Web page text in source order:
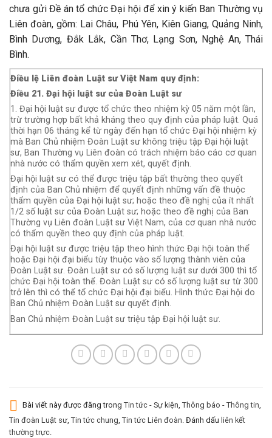
chưa gửi Đề án tổ chức Đại hội để xin ý kiến Ban Thường vụ
Liên đoàn, gồm: Lai Châu, Phú Yên, Kiên Giang, Quảng Ninh,
Bình Dương, Đắk Lắk, Cần Thơ, Lạng Sơn, Nghệ An, Thái
Bình.
Điều lệ Liên đoàn Luật sư Việt Nam quy định:
Điều 21. Đại hội luật sư của Đoàn Luật sư
1. Đại hội luật sư được tổ chức theo nhiệm kỳ 05 năm một lần,
trừ trường hợp bất khả kháng theo quy định của pháp luật. Quá
thời hạn 06 tháng kể từ ngày đến hạn tổ chức Đại hội nhiệm kỳ
mà Ban Chủ nhiệm Đoàn Luật sư không triệu tập Đại hội luật
sư, Ban Thường vụ Liên đoàn có trách nhiệm báo cáo cơ quan
nhà nước có thẩm quyền xem xét, quyết định.
Đại hội luật sư có thể được triệu tập bất thường theo quyết
định của Ban Chủ nhiệm để quyết định những vấn đề thuộc
thẩm quyền của Đại hội luật sư; hoặc theo đề nghị của ít nhất
1/2 số luật sư của Đoàn Luật sư; hoặc theo đề nghị của Ban
Thường vụ Liên đoàn Luật sư Việt Nam, của cơ quan nhà nước
có thẩm quyền theo quy định của pháp luật.
Đại hội luật sư được triệu tập theo hình thức Đại hội toàn thể
hoặc Đại hội đại biểu tùy thuộc vào số lượng thành viên của
Đoàn Luật sư. Đoàn Luật sư có số lượng luật sư dưới 300 thì tổ
chức Đại hội toàn thể. Đoàn Luật sư có số lượng luật sư từ 300
trở lên thì có thể tổ chức Đại hội đại biểu. Hình thức Đại hội do
Ban Chủ nhiệm Đoàn Luật sư quyết định.
Ban Chủ nhiệm Đoàn Luật sư triệu tập Đại hội luật sư.
Bài viết này được đăng trong Tin tức - Sự kiện, Thông báo - Thông tin,
Tin đoàn Luật sư, Tin tức chung, Tin tức Liên đoàn. Đánh dấu liên kết
thường trực.